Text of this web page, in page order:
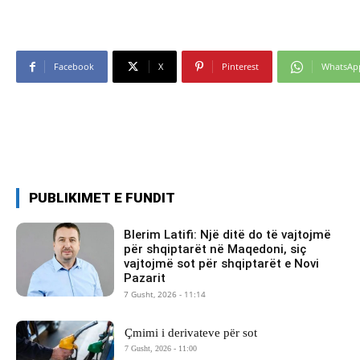
Facebook X Pinterest
PUBLIKIMET E FUNDIT
Blerim Latifi: Një ditë do të vajtojmë
për shqiptarët në Maqedoni, siç
vajtojmë sot për shqiptarët e Novi
Pazarit
7 Gusht, 2026 - 11:14
Çmimi i derivateve për sot
7 Gusht, 2026 - 11:00